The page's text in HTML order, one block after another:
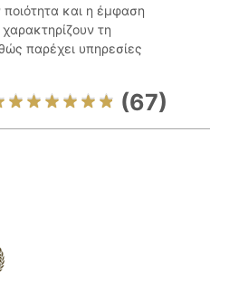
και η έμφαση
τη
παρέχει υπηρεσίες
(67)